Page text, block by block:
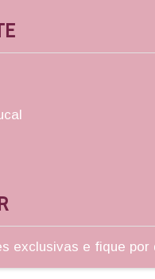
exclusivas e fique por